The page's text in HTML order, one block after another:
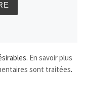
En savoir plus
sont traitées.